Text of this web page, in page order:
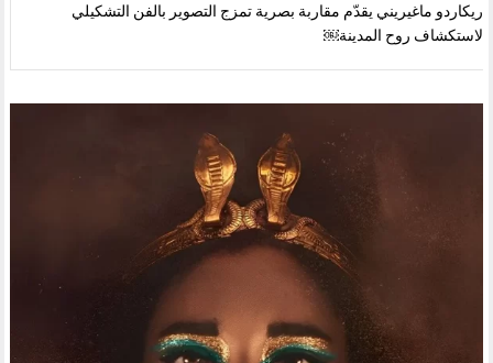
ريكاردو ماغيريني يقدّم مقاربة بصرية تمزج التصوير بالفن التشكيلي
لاستكشاف روح المدينة￼